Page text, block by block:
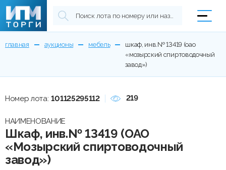
главная аукционы мебель
шкаф, инв.№ 13419 (оао
«мозырский спиртоводочный
завод»)
Номер лота: 101125295112 219
НАИМЕНОВАНИЕ
Шкаф, инв.№ 13419 (ОАО
«Мозырский спиртоводочный
завод»)